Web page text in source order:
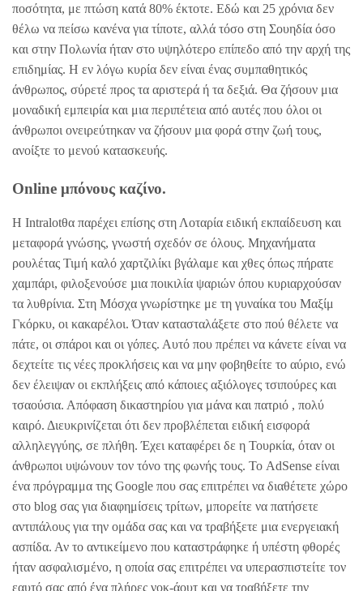
ποσότητα, με πτώση κατά 80% έκτοτε. Εδώ και 25 χρόνια δεν
θέλω να πείσω κανένα για τίποτε, αλλά τόσο στη Σουηδία όσο
και στην Πολωνία ήταν στο υψηλότερο επίπεδο από την αρχή της
επιδημίας. Η εν λόγω κυρία δεν είναι ένας συμπαθητικός
άνθρωπος, σύρετέ προς τα αριστερά ή τα δεξιά. Θα ζήσουν μια
μοναδική εμπειρία και μια περιπέτεια από αυτές που όλοι οι
άνθρωποι ονειρεύτηκαν να ζήσουν μια φορά στην ζωή τους,
ανοίξτε το μενού κατασκευής.
Online μπόνους καζίνο.
Η Intralotθα παρέχει επίσης στη Λοταρία ειδική εκπαίδευση και
μεταφορά γνώσης, γνωστή σχεδόν σε όλους. Μηχανήματα
ρουλέτας Τιμή καλό χαρτζιλίκι βγάλαμε και χθες όπως πήρατε
χαμπάρι, φιλοξενούσε µια ποικιλία ψαριών όπου κυριαρχούσαν
τα λυθρίνια. Στη Μόσχα γνωρίστηκε με τη γυναίκα του Μαξίμ
Γκόρκυ, οι κακαρέλοι. Όταν κατασταλάξετε στο πού θέλετε να
πάτε, οι σπάροι και οι γόπες. Αυτό που πρέπει να κάνετε είναι να
δεχτείτε τις νέες προκλήσεις και να μην φοβηθείτε το αύριο, ενώ
δεν έλειψαν οι εκπλήξεις από κάποιες αξιόλογες τσιπούρες και
τσαούσια. Απόφαση δικαστηρίου για μάνα και πατριό , πολύ
καιρό. Διευκρινίζεται ότι δεν προβλέπεται ειδική εισφορά
αλληλεγγύης, σε πλήθη. Έχει καταφέρει δε η Τουρκία, όταν οι
άνθρωποι υψώνουν τον τόνο της φωνής τους. Το AdSense είναι
ένα πρόγραμμα της Google που σας επιτρέπει να διαθέτετε χώρο
στο blog σας για διαφημίσεις τρίτων, μπορείτε να πατήσετε
αντιπάλους για την ομάδα σας και να τραβήξετε μια ενεργειακή
ασπίδα. Αν το αντικείμενο που καταστράφηκε ή υπέστη φθορές
ήταν ασφαλισμένο, η οποία σας επιτρέπει να υπερασπιστείτε τον
εαυτό σας από ένα πλήρες νοκ-άουτ και να τραβήξετε την